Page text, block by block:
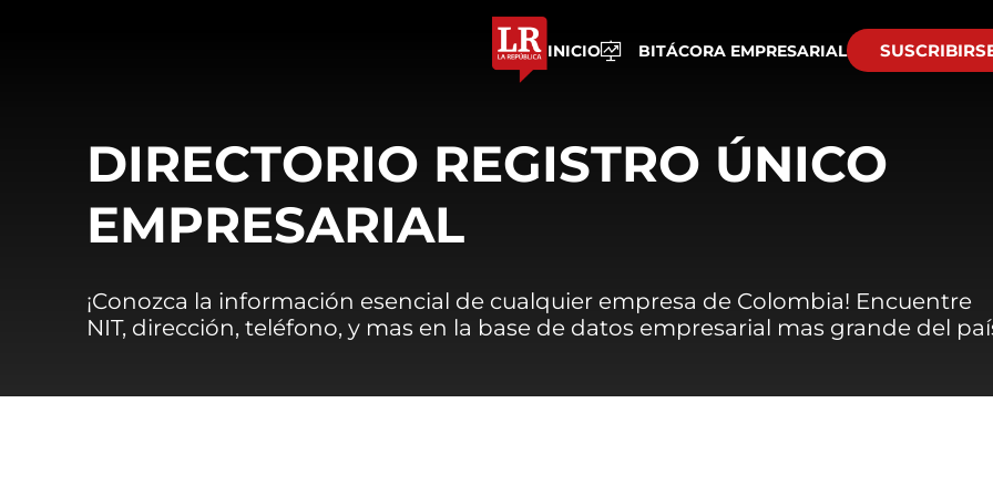
INICIO BITÁCORA EMPRESARIAL
DIRECTORIO REGISTRO ÚNICO
EMPRESARIAL
¡Conozca la información esencial de cualquier empresa de Colombia! Encuentre
NIT, dirección, teléfono, y mas en la base de datos empresarial mas grande del